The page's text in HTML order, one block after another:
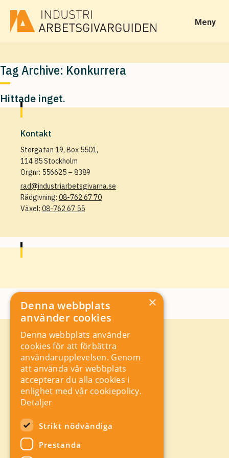
Meny
Tag Archive: Konkurrera
Hittade inget.
Kontakt
Storgatan 19, Box 5501,
114 85 Stockholm
Orgnr: 556625 – 8389
rad@industriarbetsgivarna.se
Rådgivning: 08-762 67 70
Växel: 08-762 67 55
Kontakt
Storgatan 19, Box 5501,
114 85 Stockholm
Orgnr: 556625 – 8389
rad@industriarbetsgivarna.se
Rådgivning:08-762 67 70
Växel:08-762 67 55
Hitta snabbt
A-Ö
×
Denna webbplats
använder cookies
Denna webbplats använder
cookies för att förbättra
användarupplevelsen. Genom
att använda vår webbplats
accepterar du alla cookies i
enlighet med vår cookiepolicy.
Detaljer
Strikt nödvändiga
Prestanda